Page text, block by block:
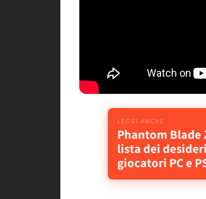
Phantom Blade
lista dei
giocatori PC e